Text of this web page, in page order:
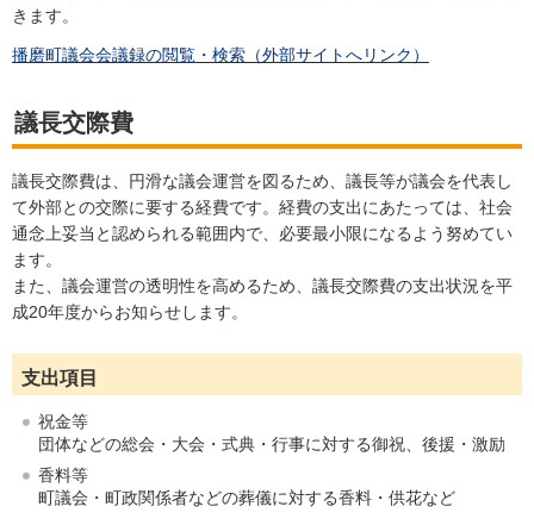
きます。
播磨町議会会議録の閲覧・検索（外部サイトへリンク）
議長交際費
議長交際費は、円滑な議会運営を図るため、議長等が議会を代表し
て外部との交際に要する経費です。経費の支出にあたっては、社会
通念上妥当と認められる範囲内で、必要最小限になるよう努めてい
ます。
また、議会運営の透明性を高めるため、議長交際費の支出状況を平
成20年度からお知らせします。
支出項目
祝金等
団体などの総会・大会・式典・行事に対する御祝、後援・激励
香料等
町議会・町政関係者などの葬儀に対する香料・供花など